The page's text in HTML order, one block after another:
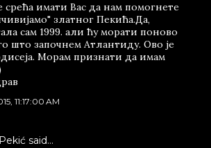
срећа имати Вас да нам помогнете
златног Пекића.Да,
сам 1999. али ћу морати поново
што започнем Атлантиду. Ово је
Морам признати да имам
11:17:00 AM
said…